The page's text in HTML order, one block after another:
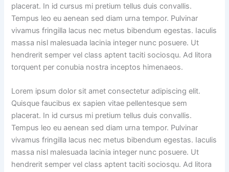
placerat. In id cursus mi pretium tellus duis convallis.
Tempus leo eu aenean sed diam urna tempor. Pulvinar
vivamus fringilla lacus nec metus bibendum egestas. Iaculis
massa nisl malesuada lacinia integer nunc posuere. Ut
hendrerit semper vel class aptent taciti sociosqu. Ad litora
torquent per conubia nostra inceptos himenaeos.
Lorem ipsum dolor sit amet consectetur adipiscing elit.
Quisque faucibus ex sapien vitae pellentesque sem
placerat. In id cursus mi pretium tellus duis convallis.
Tempus leo eu aenean sed diam urna tempor. Pulvinar
vivamus fringilla lacus nec metus bibendum egestas. Iaculis
massa nisl malesuada lacinia integer nunc posuere. Ut
hendrerit semper vel class aptent taciti sociosqu. Ad litora